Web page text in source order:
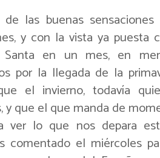
de las buenas
y con la vista ya puesta
Santa en un mes, en
por la llegada de la
el invierno, todavía
y que el que manda de
ver lo que nos depara
comentado el miércoles